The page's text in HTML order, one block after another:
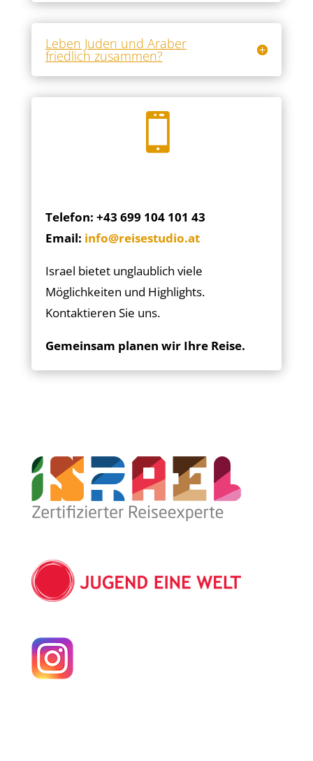
Leben Juden und Araber
friedlich zusammen?

Telefon: +43 699 104 101 43
Email: info@reisestudio.at
Israel bietet unglaublich viele
Möglichkeiten und Highlights.
Kontaktieren Sie uns.
Gemeinsam planen wir Ihre Reise.